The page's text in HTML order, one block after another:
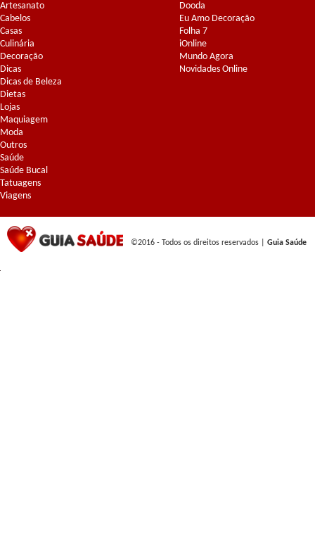
Artesanato
Cabelos
Casas
Culinária
Decoração
Dicas
Dicas de Beleza
Dietas
Lojas
Maquiagem
Moda
Outros
Saúde
Saúde Bucal
Tatuagens
Viagens
Dooda
Eu Amo Decoração
Folha 7
iOnline
Mundo Agora
Novidades Online
©2016 - Todos os direitos reservados | Guia Saúde